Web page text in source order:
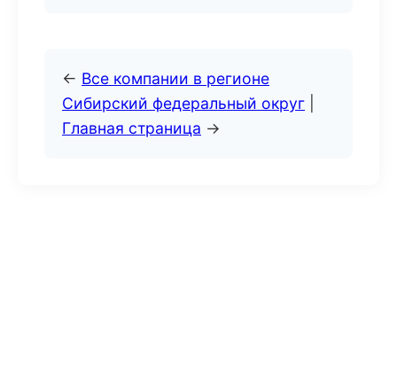
← Все компании в регионе
Сибирский федеральный округ
Главная страница →